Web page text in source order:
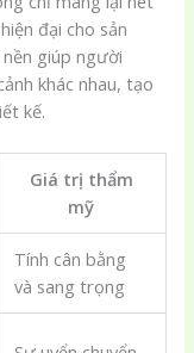
đại cho sản
giúp người
khác nhau, tạo
kế.
Giá trị thẩm
mỹ
Tính cân bằng
và sang trọng